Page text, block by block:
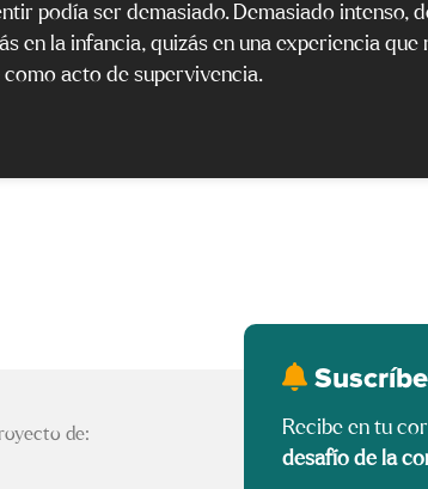
podía ser demasiado. Demasiado intenso,
en la infancia, quizás en una experiencia que
acto de supervivencia.
de: Recibe en tu
desafío de la